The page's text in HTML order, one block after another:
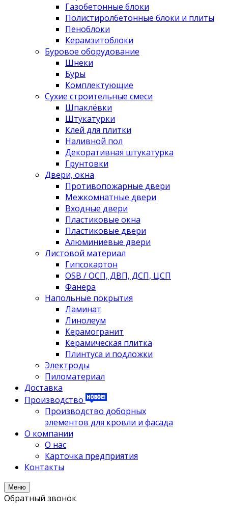
Газобетонные блоки
Полистиролбетонные блоки и плиты
Пеноблоки
Керамзитоблоки
Буровое оборудование
Шнеки
Буры
Комплектующие
Сухие строительные смеси
Шпаклёвки
Штукатурки
Клей для плитки
Наливной пол
Декоративная штукатурка
Грунтовки
Двери, окна
Противопожарные двери
Межкомнатные двери
Входные двери
Пластиковые окна
Пластиковые двери
Алюминиевые двери
Листовой материал
Гипсокартон
OSB / ОСП, ДВП, ДСП, ЦСП
Фанера
Напольные покрытия
Ламинат
Линолеум
Керамогранит
Керамическая плитка
Плинтуса и подложки
Электроды
Пиломатериал
Доставка
Производство
Производство доборных
элементов для кровли и фасада
О компании
О нас
Карточка предприятия
Контакты
Меню
Обратный звонок